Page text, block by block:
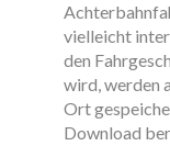
vielleicht
den
wird, werden
Ort
Download